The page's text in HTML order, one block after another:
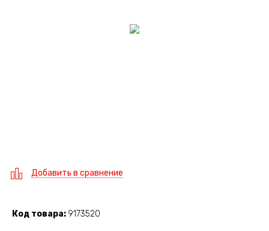
Добавить в сравнение
Код товара 9173520